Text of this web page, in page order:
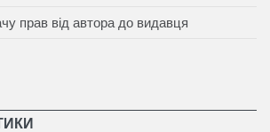
прав від автора до видавця